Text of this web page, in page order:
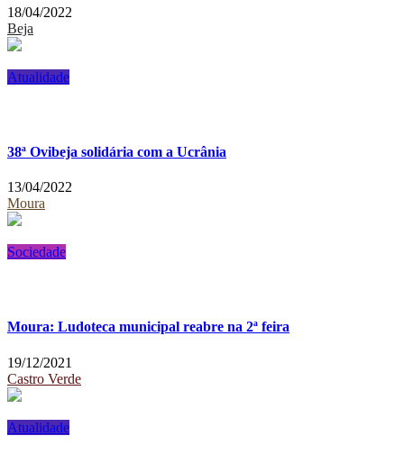
18/04/2022
Beja
Atualidade
38ª Ovibeja solidária com a Ucrânia
13/04/2022
Moura
Sociedade
Moura: Ludoteca municipal reabre na 2ª feira
19/12/2021
Castro Verde
Atualidade